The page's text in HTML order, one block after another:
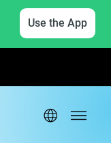
Use the App